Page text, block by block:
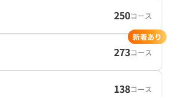
250コース
273コース
新着あり
138コース